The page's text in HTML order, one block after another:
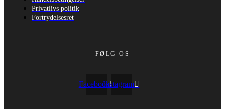
Privatlivs politik
Fortrydelsesret
FØLG OS
FacebookInstagram